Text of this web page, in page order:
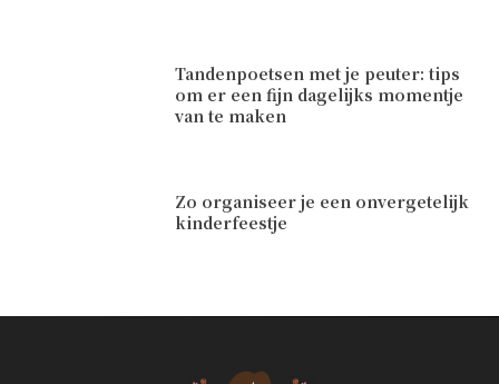
Tandenpoetsen met je peuter: tips
om er een fijn dagelijks momentje
van te maken
Zo organiseer je een onvergetelijk
kinderfeestje